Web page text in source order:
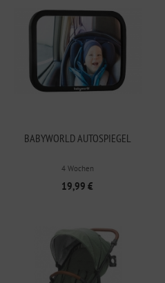
BABYWORLD AUTOSPIEGEL
4 Wochen
19,99 €